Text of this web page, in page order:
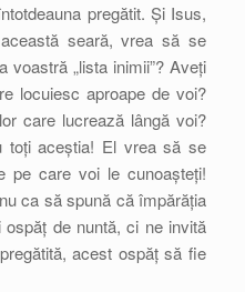
pregătit. Și Isus,
seară, vrea să se
voastră „lista inimii”? Aveți
locuiesc aproape de voi?
care lucrează lângă voi?
toți aceștia! El vrea să se
pe care voi le cunoașteți!
ca să spună că împărăția
de nuntă, ci ne invită
acest ospăț să fie